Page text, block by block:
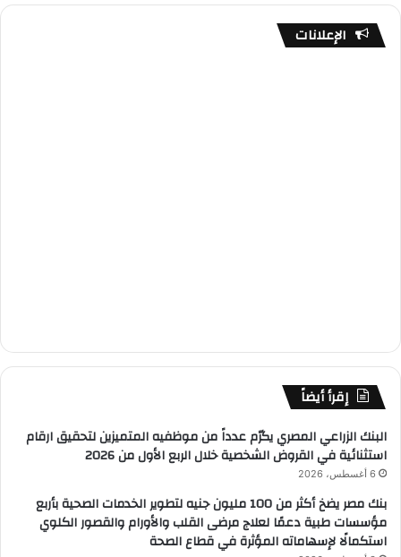
الإعلانات
إقرأ أيضاً
البنك الزراعي المصري يكرّم عدداً من موظفيه المتميزين لتحقيق ارقام
استثنائية في القروض الشخصية خلال الربع الأول من 2026
6 أغسطس، 2026
بنك مصر يضخ أكثر من 100 مليون جنيه لتطوير الخدمات الصحية بأربع
مؤسسات طبية دعمًا لعلاج مرضى القلب والأورام والقصور الكلوي
استكمالًا لإسهاماته المؤثرة في قطاع الصحة